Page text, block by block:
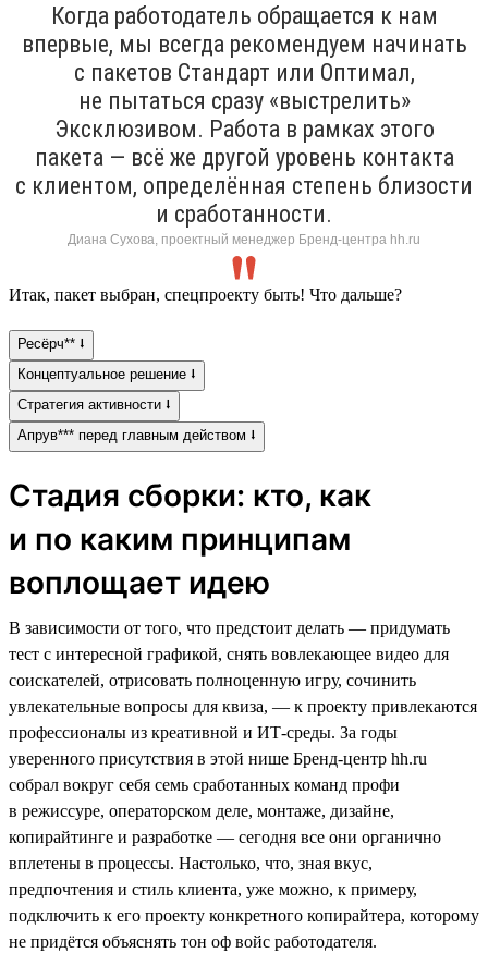
Когда работодатель обращается к нам
впервые, мы всегда рекомендуем начинать
с пакетов Стандарт или Оптимал,
не пытаться сразу «выстрелить»
Эксклюзивом. Работа в рамках этого
пакета — всё же другой уровень контакта
с клиентом, определённая степень близости
и сработанности.
Диана Сухова, проектный менеджер Бренд-центра hh.ru
Итак, пакет выбран, спецпроекту быть! Что дальше?
Ресёрч** ⭣
Концептуальное решение ⭣
Стратегия активности ⭣
Апрув*** перед главным действом ⭣
Стадия сборки: кто, как
и по каким принципам
воплощает идею
В зависимости от того, что предстоит делать — придумать
тест с интересной графикой, снять вовлекающее видео для
соискателей, отрисовать полноценную игру, сочинить
увлекательные вопросы для квиза, — к проекту привлекаются
профессионалы из креативной и ИТ-среды. За годы
уверенного присутствия в этой нише Бренд-центр hh.ru
собрал вокруг себя семь сработанных команд профи
в режиссуре, операторском деле, монтаже, дизайне,
копирайтинге и разработке — сегодня все они органично
вплетены в процессы. Настолько, что, зная вкус,
предпочтения и стиль клиента, уже можно, к примеру,
подключить к его проекту конкретного копирайтера, которому
не придётся объяснять тон оф войс работодателя.